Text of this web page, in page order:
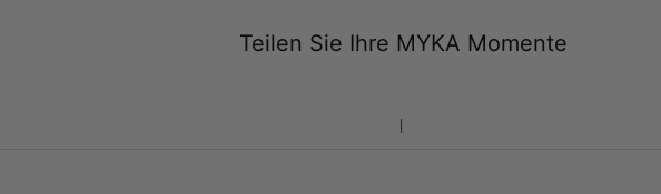
Teilen Sie Ihre MYKA Momente